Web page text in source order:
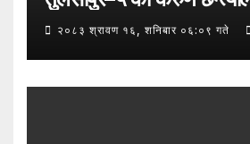
२०८३ श्रावण १६, शनिबार ०६:०९ गते